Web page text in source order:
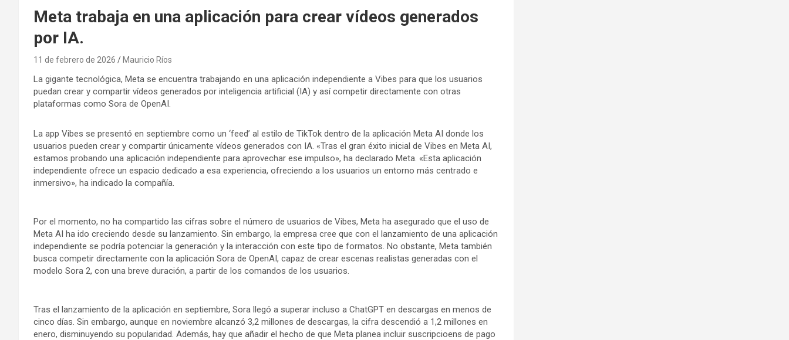
Meta trabaja en una aplicación para crear vídeos generados
por IA.
11 de febrero de 2026 Mauricio Ríos
La gigante tecnológica, Meta se encuentra trabajando en una aplicación independiente a Vibes para que los usuarios
puedan crear y compartir vídeos generados por inteligencia artificial (IA) y así competir directamente con otras
plataformas como Sora de OpenAI.
La app Vibes se presentó en septiembre como un ‘feed’ al estilo de TikTok dentro de la aplicación Meta AI donde los
usuarios pueden crear y compartir únicamente vídeos generados con IA. «Tras el gran éxito inicial de Vibes en Meta AI,
estamos probando una aplicación independiente para aprovechar ese impulso», ha declarado Meta. «Esta aplicación
independiente ofrece un espacio dedicado a esa experiencia, ofreciendo a los usuarios un entorno más centrado e
inmersivo», ha indicado la compañía.
Por el momento, no ha compartido las cifras sobre el número de usuarios de Vibes, Meta ha asegurado que el uso de
Meta AI ha ido creciendo desde su lanzamiento. Sin embargo, la empresa cree que con el lanzamiento de una aplicación
independiente se podría potenciar la generación y la interacción con este tipo de formatos. No obstante, Meta también
busca competir directamente con la aplicación Sora de OpenAI, capaz de crear escenas realistas generadas con el
modelo Sora 2, con una breve duración, a partir de los comandos de los usuarios.
Tras el lanzamiento de la aplicación en septiembre, Sora llegó a superar incluso a ChatGPT en descargas en menos de
cinco días. Sin embargo, aunque en noviembre alcanzó 3,2 millones de descargas, la cifra descendió a 1,2 millones en
enero, disminuyendo su popularidad. Además, hay que añadir el hecho de que Meta planea incluir suscripcioens de pago